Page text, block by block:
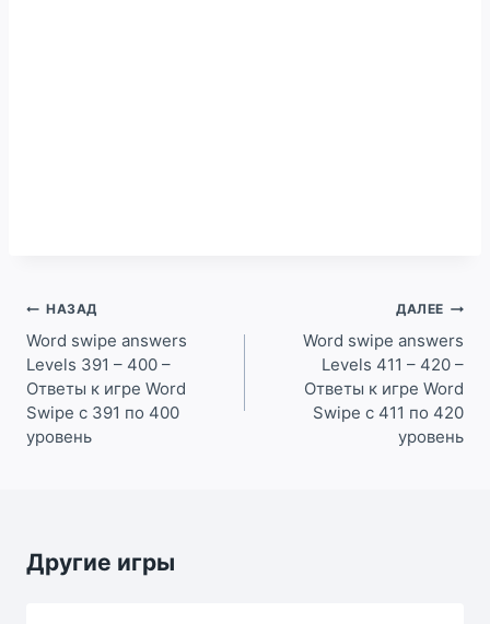
Навигация
по
записям
НАЗАД
Word swipe answers
Levels 391 – 400 –
Ответы к игре Word
Swipe с 391 по 400
уровень
ДАЛЕЕ
Word swipe answers
Levels 411 – 420 –
Ответы к игре Word
Swipe с 411 по 420
уровень
Другие игры